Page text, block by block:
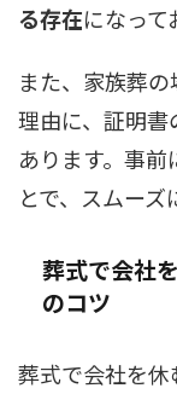
る存在になって
また、家族葬の
理由に、証明書
あります。事
とで、スムーズ
葬式で会社
のコツ
葬式で会社を